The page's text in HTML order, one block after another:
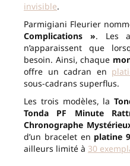
invisible.
Parmigiani Fleurier
Complications ». Les
n’apparaissent que
besoin. Ainsi, chaque
offre un cadran en
sous-cadrans superflus.
Les trois modèles, la
Tonda PF Minute
Chronographe
d’un bracelet en platine
ailleurs limité à 30